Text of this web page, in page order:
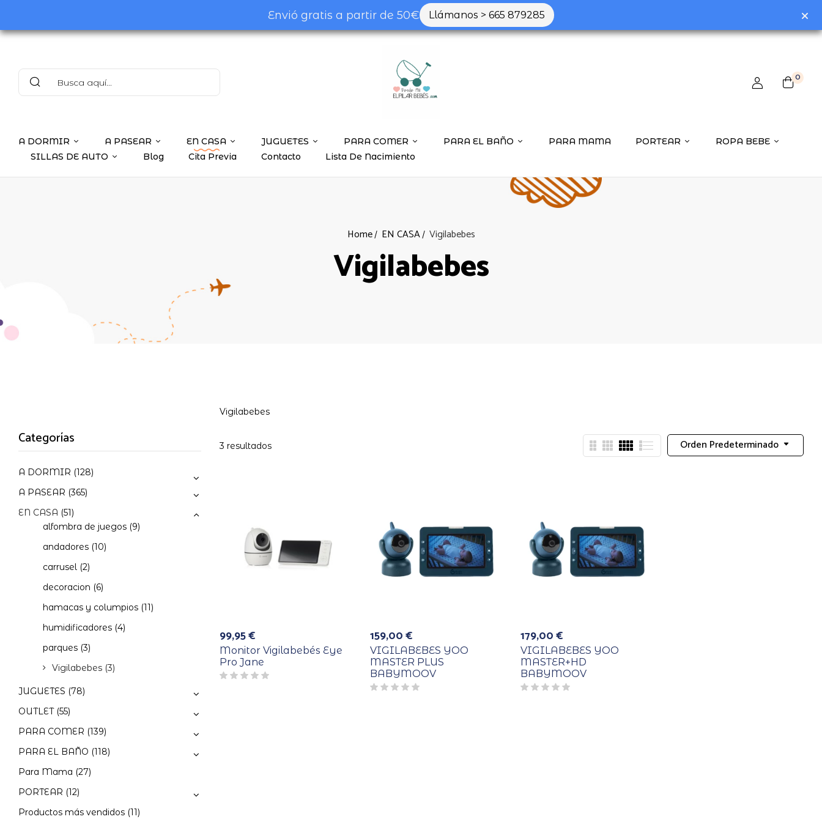
Envió gratis a partir de 50€ Llámanos > 665 879285
0
A DORMIR A PASEAR EN CASA JUGUETES PARA COMER PARA EL BAÑO PARA MAMA PORTEAR
ROPA BEBE
SILLAS DE AUTO
Blog Cita Previa Contacto Lista De Nacimiento
Home EN CASA Vigilabebes
Vigilabebes
Categorías
A DORMIR (128)
A PASEAR (365)
EN CASA (51)
alfombra de juegos (9)
andadores (10)
carrusel (2)
decoracion (6)
hamacas y columpios (11)
humidificadores (4)
parques (3)
Vigilabebes (3)
JUGUETES (78)
OUTLET (55)
PARA COMER (139)
PARA EL BAÑO (118)
Para Mama (27)
PORTEAR (12)
Productos más vendidos (11)
Vigilabebes
Orden Predeterminado
3 resultados
99,95€
Monitor Vigilabebés Eye
Pro Jane
159,00€
VIGILABEBES YOO
MASTER PLUS
BABYMOOV
179,00€
VIGILABEBES YOO
MASTER+HD
BABYMOOV